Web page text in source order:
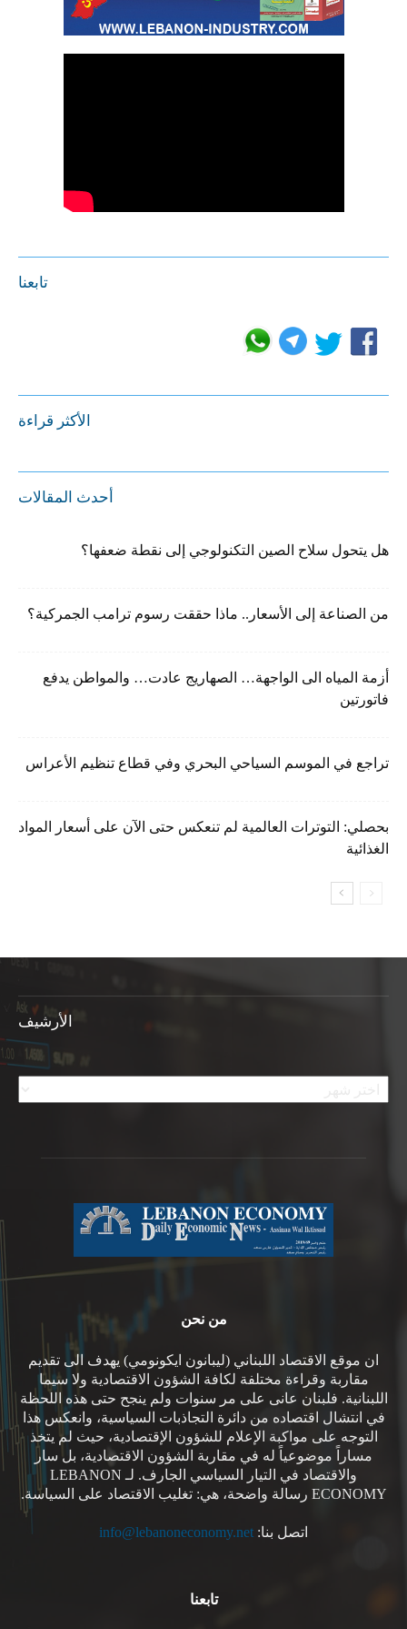
تابعنا
الأكثر قراءة
أحدث المقالات
هل يتحول سلاح الصين التكنولوجي إلى نقطة ضعفها؟
من الصناعة إلى الأسعار.. ماذا حققت رسوم ترامب الجمركية؟
أزمة المياه الى الواجهة… الصهاريج عادت… والمواطن يدفع
فاتورتين
تراجع في الموسم السياحي البحري وفي قطاع تنظيم الأعراس
بحصلي: التوترات العالمية لم تنعكس حتى الآن على أسعار المواد
الغذائية
الأرشيف
الأرشيف
من نحن
ان موقع الاقتصاد اللبناني (ليبانون ايكونومي) يهدف الى تقديم
مقاربة وقراءة مختلفة لكافة الشؤون الاقتصادية ولا سيما
اللبنانية. فلبنان عانى على مر سنوات ولم ينجح حتى هذه اللحظة
في انتشال اقتصاده من دائرة التجاذبات السياسية، وانعكس هذا
التوجه على مواكبة الإعلام للشؤون الإقتصادية، حيث لم يتخذ
مساراً موضوعياً له في مقاربة الشؤون الاقتصادية، بل سار
والاقتصاد في التيار السياسي الجارف. لـ LEBANON
ECONOMY رسالة واضحة، هي: تغليب الاقتصاد على السياسة.
اتصل بنا: info@lebanoneconomy.net
تابعنا